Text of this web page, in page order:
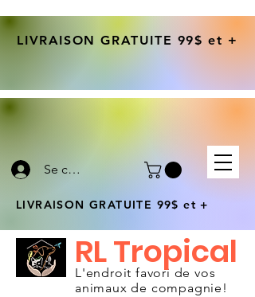
Se connecter
LIVRAISON GRATUITE 99$ et +
L'endroit favori de vos
animaux de compagnie!
RL Tropical
LIVRAISON GRATUITE 99$ et +